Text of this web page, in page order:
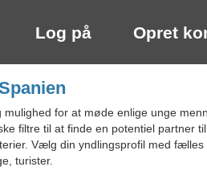
Log på Opret
for at møde enlige unge
filtre til at finde en potentiel partner
Vælg din yndlingsprofil med fælles
turister.